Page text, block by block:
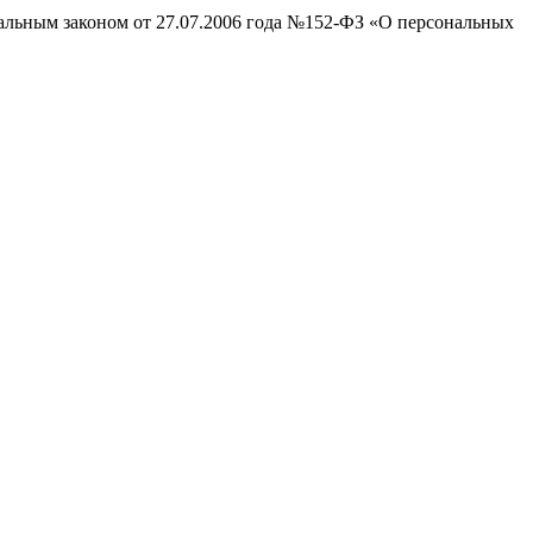
законом от 27.07.2006 года №152-ФЗ «О персональных